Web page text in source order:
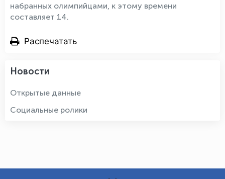
набранных олимпийцами, к этому времени
составляет 14.
Распечатать
Новости
Открытые данные
Социальные ролики